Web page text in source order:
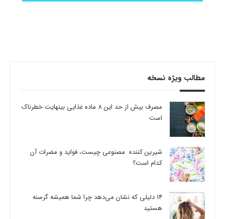
مطالب ویژه نسخه
مصرف بیش از حد این 8 ماده غذایی بینهایت خطرناک
است
شیرین کننده مصنوعی چیست، فواید و مضرات آن
کدام است؟
14 دلیلی که نشان می‌دهد چرا شما همیشه گرسنه
هستید